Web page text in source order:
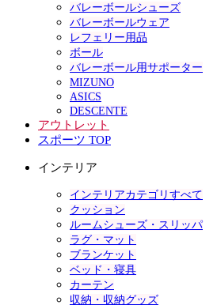
バレーボールシューズ
バレーボールウェア
レフェリー用品
ボール
バレーボール用サポーター
MIZUNO
ASICS
DESCENTE
アウトレット
スポーツ TOP
インテリア
インテリアカテゴリすべて
クッション
ルームシューズ・スリッパ
ラグ・マット
ブランケット
ベッド・寝具
カーテン
収納・収納グッズ